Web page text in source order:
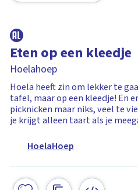
Eten op een kleedje
Hoelahoep
Hoela heeft zin om lekker te
tafel, maar op een kleedje! En
picknicken maar niks, veel te
je krijgt alleen taart als je
HoelaHoep